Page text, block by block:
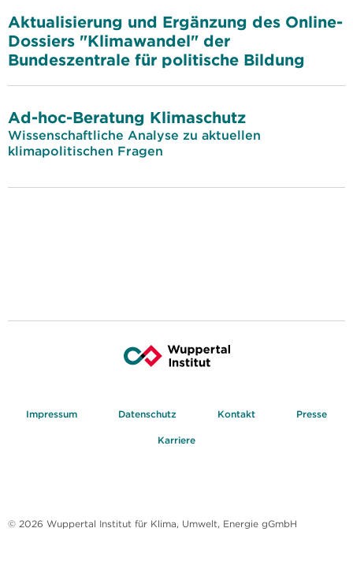
Aktualisierung und Ergänzung des Online-
Dossiers "Klimawandel" der
Bundeszentrale für politische Bildung
Ad-hoc-Beratung Klimaschutz
Wissenschaftliche Analyse zu aktuellen
klimapolitischen Fragen
Impressum Datenschutz Kontakt Presse
Karriere
© 2026 Wuppertal Institut für Klima, Umwelt, Energie gGmbH